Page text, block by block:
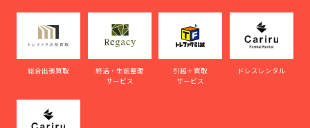
総合出張買取
終活・生前整理
サービス
引越＋買取
サービス
ドレスレンタル